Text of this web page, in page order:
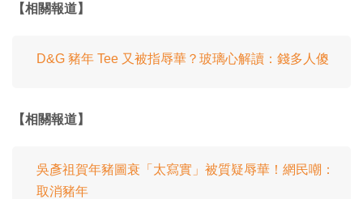
【相關報道】
D&G 豬年 Tee 又被指辱華？玻璃心解讀：錢多人傻
【相關報道】
吳彥祖賀年豬圖衰「太寫實」被質疑辱華！網民嘲：
取消豬年